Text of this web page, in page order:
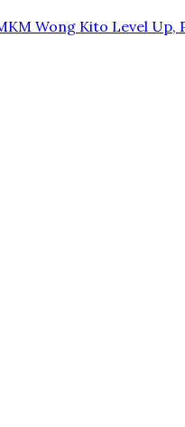
Wong Kito Level Up,